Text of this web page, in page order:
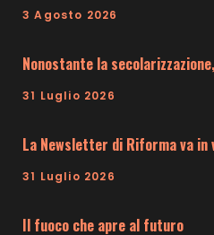
3 Agosto 2026
Nonostante la
31 Luglio 2026
La Newsletter di Riforma va in
31 Luglio 2026
Il fuoco che apre al futuro